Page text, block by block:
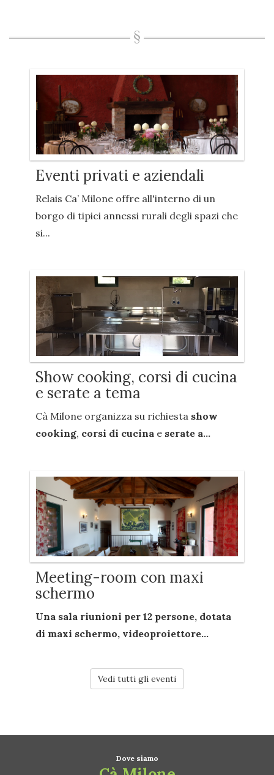
Eventi privati e aziendali
Relais Ca’ Milone offre all'interno di un
borgo di tipici annessi rurali degli spazi che
si...
Show cooking, corsi di cucina
e serate a tema
Cà Milone organizza su richiesta show
cooking, corsi di cucina e serate a...
Meeting-room con maxi
schermo
Una sala riunioni per 12 persone, dotata
di maxi schermo, videoproiettore...
Vedi tutti gli eventi
Dove siamo